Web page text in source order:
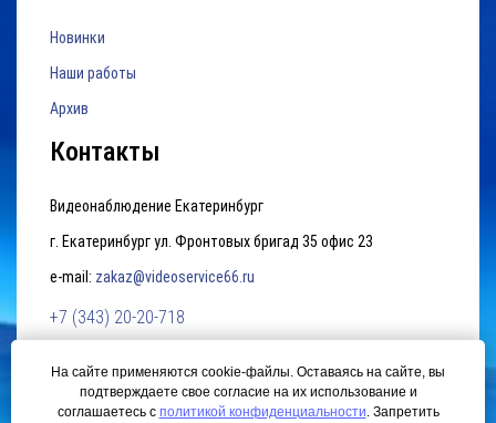
Новинки
Наши работы
Архив
Контакты
Видеонаблюдение Екатеринбург
г. Екатеринбург ул. Фронтовых бригад 35 офис 23
e-mail: zakaz@videoservice66.ru
+7 (343) 20-20-718
На сайте применяются cookie-файлы. Оставаясь на сайте, вы
подтверждаете свое согласие на их использование и
соглашаетесь с политикой конфиденциальности. Запретить
Политика конфиденциальности